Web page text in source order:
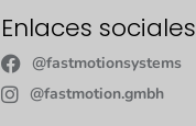
Enlaces sociales
@fastmotionsystems
@fastmotion.gmbh